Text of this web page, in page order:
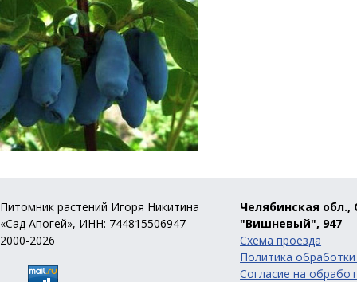
Питомник растений Игоря Никитина
«Сад Апогей», ИНН: 744815506947
2000-2026
Челябинская обл.,
"Вишневый", 947
Схема проезда
Политика
Согласие на